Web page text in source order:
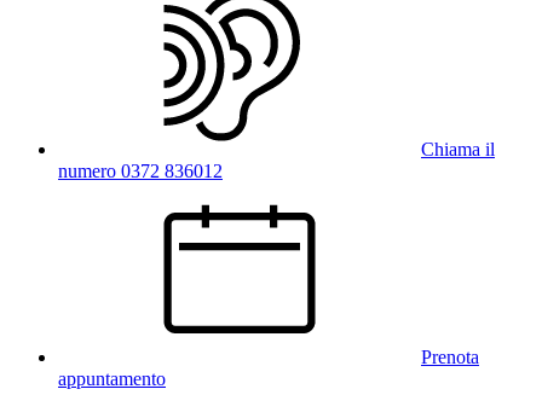
Chiama il
numero 0372 836012
Prenota
appuntamento